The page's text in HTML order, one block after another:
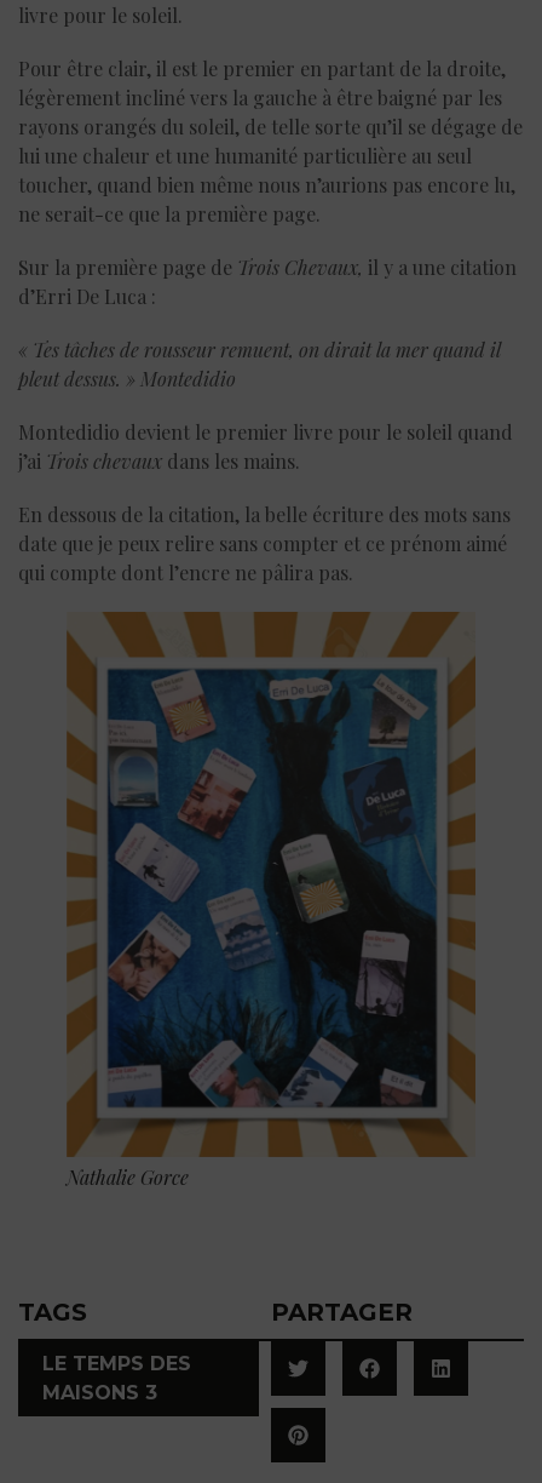
livre pour le soleil.
Pour être clair, il est le premier en partant de la droite,
légèrement incliné vers la gauche à être baigné par les
rayons orangés du soleil, de telle sorte qu’il se dégage de
lui une chaleur et une humanité particulière au seul
toucher, quand bien même nous n’aurions pas encore lu,
ne serait-ce que la première page.
Sur la première page de Trois Chevaux, il y a une citation
d’Erri De Luca :
« Tes tâches de rousseur remuent, on dirait la mer quand il
pleut dessus. » Montedidio
Montedidio devient le premier livre pour le soleil quand
j’ai Trois chevaux dans les mains.
En dessous de la citation, la belle écriture des mots sans
date que je peux relire sans compter et ce prénom aimé
qui compte dont l’encre ne pâlira pas.
Nathalie Gorce
TAGS
LE TEMPS DES
MAISONS 3
PARTAGER